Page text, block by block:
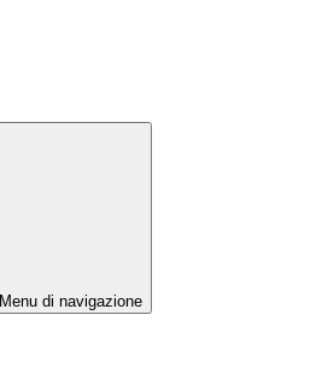
Menu di navigazione